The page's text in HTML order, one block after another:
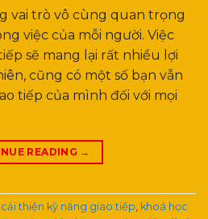
vai trò vô cùng quan trọng
việc của mỗi người. Việc
sẽ mang lại rất nhiều lợi
cũng có một số bạn vẫn
tiếp của mình đối với mọi
READING →
cải thiện kỹ năng giao tiếp, khoá học